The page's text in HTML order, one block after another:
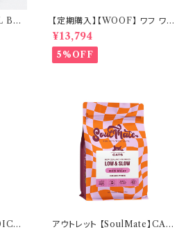
BAL
成
ロリ
【定期購入】【WOOF】 ワフ ワイ
ルドベニソン 280g ×２個セッ
ト 毎月お届け【送料無料】
¥13,794
5%OFF
】
アウトレット 【SoulMate】CAT